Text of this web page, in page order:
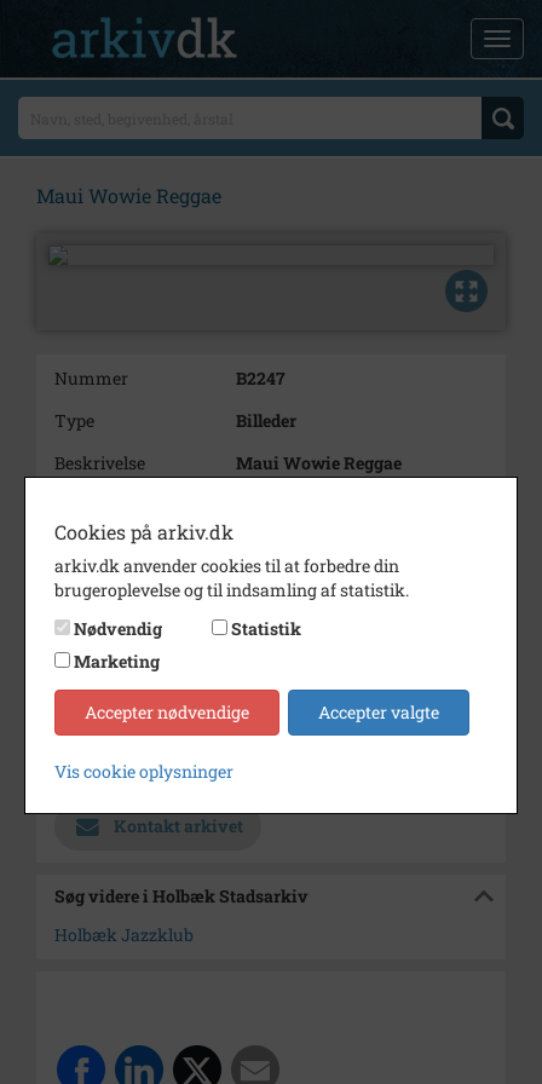
Maui Wowie Reggae
Nummer
B2247
Type
Billeder
Beskrivelse
Maui Wowie Reggae
forbindelse med arrangement på
Elværket d.
3/12-1982.
Årstal
1982
Dateringsnote
ca. 1982
Fotograf
Ukendt
Arkiv
Kontakt arkivet
Søg videre i Holbæk Stadsarkiv
Holbæk Jazzklub
Cookies på arkiv.dk
arkiv.dk anvender cookies til at forbedre din
brugeroplevelse og til indsamling af statistik.
Nødvendig
Statistik
Marketing
Accepter nødvendige Accepter valgte
Vis cookie oplysninger